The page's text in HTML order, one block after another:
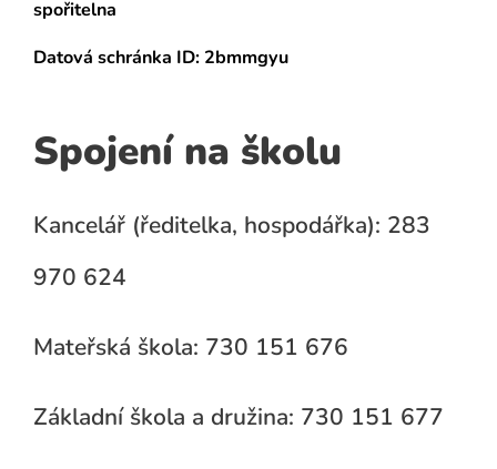
spořitelna
Datová schránka ID: 2bmmgyu
Spojení na školu
Kancelář (ředitelka, hospodářka): 283
970 624
Mateřská škola: 730 151 676
Základní škola a družina: 730 151 677